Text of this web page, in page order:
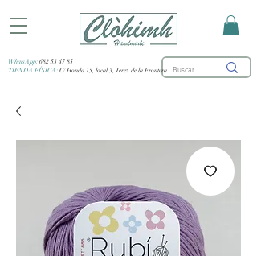
WhatsApp: 682 53 47 85
TIENDA FÍSICA: C/ Honda 15, local 3, Jerez de la Frontera